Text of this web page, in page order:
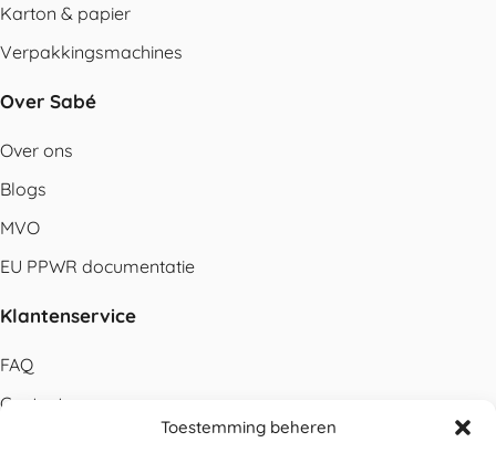
Toestemming beheren
Karton & papier
Verpakkingsmachines
Over Sabé
Over ons
Blogs
MVO
EU PPWR documentatie
Klantenservice
FAQ
Contact